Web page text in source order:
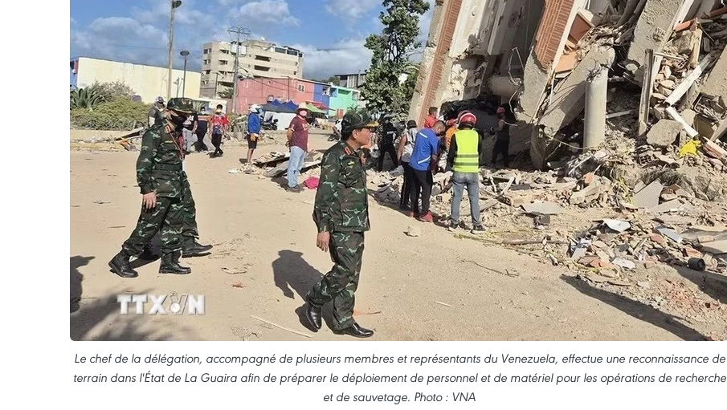
Le chef de la délégation, accompagné de plusieurs membres et représentants du Venezuela, effectue une reconnaissance de
terrain dans l'État de La Guaira afin de préparer le déploiement de personnel et de matériel pour les opérations de recherche
et de sauvetage. Photo : VNA